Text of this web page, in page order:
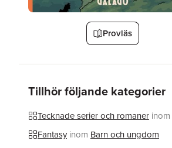
Provläs
Tillhör följande kategorier
Tecknade serier och romaner inom
Fantasy inom Barn och ungdom